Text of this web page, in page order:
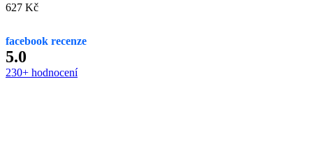
627 Kč
facebook recenze
5.0
230+ hodnocení